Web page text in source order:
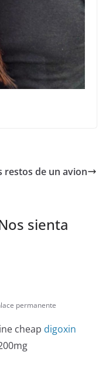
restos de un avion
sienta
permanente
cheap digoxin